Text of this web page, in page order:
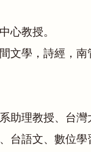
心教授。
文學，詩經，南
助理教授、台灣
台語文、數位學